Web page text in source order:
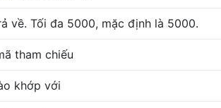
về. Tối đa 5000, mặc định là 5000.
tham chiếu
khớp với